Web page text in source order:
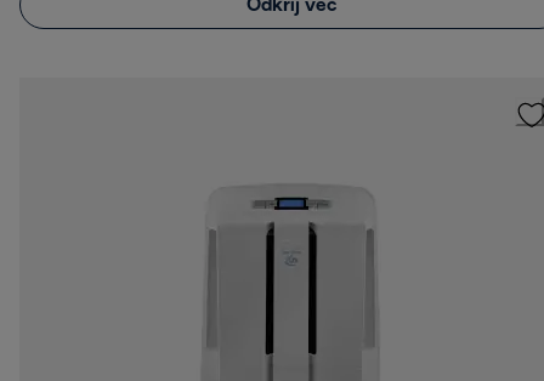
Odkrij več